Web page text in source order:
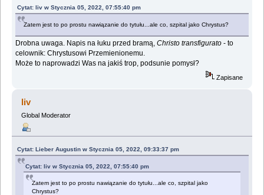
Cytat: liv w Stycznia 05, 2022, 07:55:40 pm
Zatem jest to po prostu nawiązanie do tytułu...ale co, szpital jako Chrystus?
Drobna uwaga. Napis na łuku przed bramą,Christo transfigurato - to
celownik: Chrystusowi Przemienionemu.
Może to naprowadzi Was na jakiś trop, podsunie pomysł?
Zapisane
liv
Global Moderator
Cytat: Lieber Augustin w Stycznia 05, 2022, 09:33:37 pm
Cytat: liv w Stycznia 05, 2022, 07:55:40 pm
Zatem jest to po prostu nawiązanie do tytułu...ale co, szpital jako
Chrystus?